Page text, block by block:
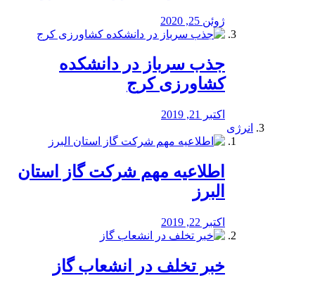
ژوئن 25, 2020
جذب سرباز در دانشکده
کشاورزی کرج
اکتبر 21, 2019
انرژی
️اطلاعیه مهم شرکت گاز استان
البرز
اکتبر 22, 2019
خبر تخلف در انشعاب گاز